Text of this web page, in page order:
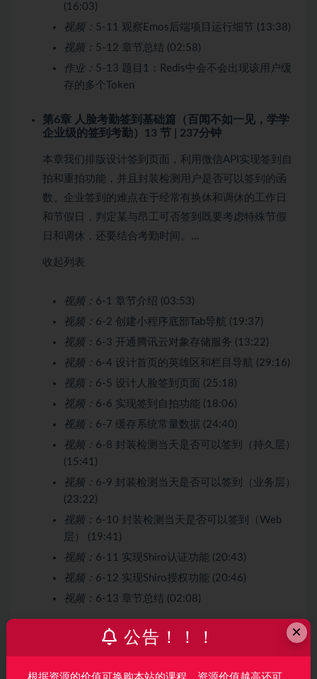
(16:03)
视频： 5-11 观察Emos后端项目运行细节 (13:38)
视频： 5-12 章节总结 (02:58)
作业： 5-13 题目1：Redis中会不会出现该用户缓
存的多个Token
第6章 人脸考勤签到基础篇（百闻不如一见，学学
企业级的签到考勤）
13 节 | 237分钟
本章我们排版设计签到页面，利用微信API实现签到自
拍和重拍功能，并且封装检测用户是否可以签到的函
数。企业签到的难点在于经常有换休和调休的工作日
和节假日，判定某与昂工可否签到既要考虑特殊节假
日和调休，还要结合考勤时间。…
收起列表
视频： 6-1 章节介绍 (03:53)
视频： 6-2 创建小程序底部Tab导航 (19:37)
视频： 6-3 开通腾讯云对象存储服务 (13:22)
视频： 6-4 设计首页的英雄区和栏目导航 (29:16)
视频： 6-5 设计人脸签到页面 (25:18)
视频： 6-6 实现签到自拍功能 (18:06)
视频： 6-7 缓存系统常量数据 (24:40)
视频： 6-8 封装检测当天是否可以签到（持久层）
(15:41)
视频： 6-9 封装检测当天是否可以签到（业务层）
(23:22)
视频： 6-10 封装检测当天是否可以签到（Web
层） (19:41)
视频： 6-11 实现Shiro认证功能 (20:43)
视频： 6-12 实现Shiro授权功能 (20:46)
视频： 6-13 章节总结 (02:08)
第7章 人脸考勤签到进阶篇（签到功能超级强大，
面试官）17 节 | 272分钟
本章利用人脸识别技术为新员工创建人脸模型数据，
×
公告！！！